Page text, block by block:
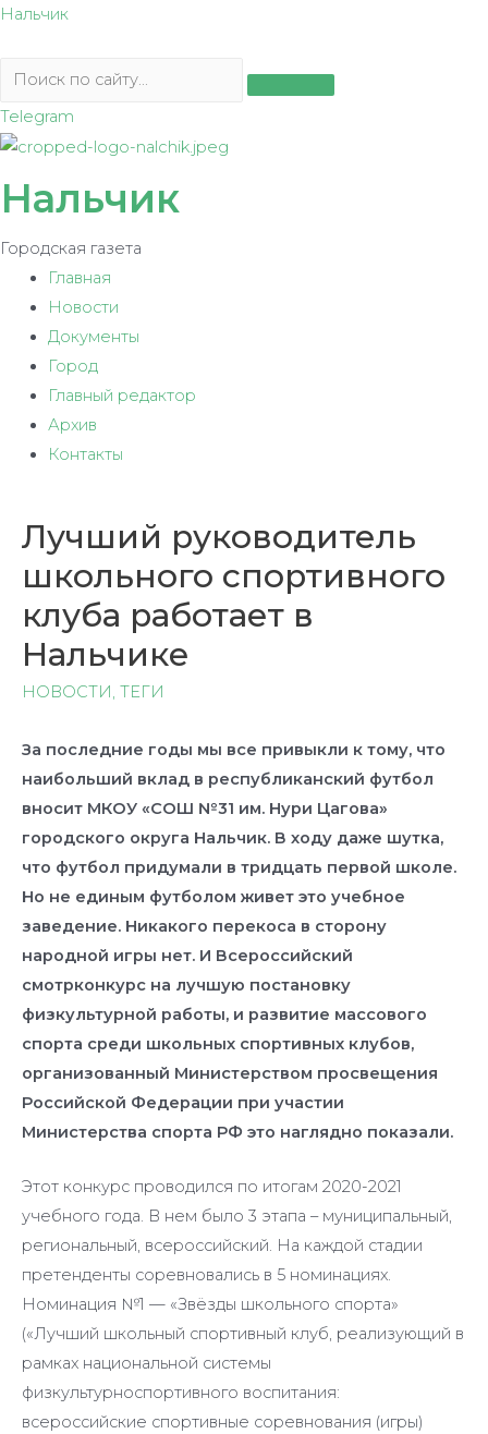
Перейти
содержимому
Нальчик
Telegram
Нальчик
Городская газета
Главная
Новости
Документы
Город
Главный редактор
Архив
Контакты
Лучший руководитель
школьного спортивного
клуба работает в
Нальчике
НОВОСТИ, ТЕГИ
За последние годы мы все привыкли к тому, что
наибольший вклад в республиканский футбол
вносит МКОУ «СОШ №31 им. Нури Цагова»
городского округа Нальчик. В ходу даже шутка,
что футбол придумали в тридцать первой школе.
Но не единым футболом живет это учебное
заведение. Никакого перекоса в сторону
народной игры нет. И Всероссийский
смотрконкурс на лучшую постановку
физкультурной работы, и развитие массового
спорта среди школьных спортивных клубов,
организованный Министерством просвещения
Российской Федерации при участии
Министерства спорта РФ это наглядно показали.
Этот конкурс проводился по итогам 2020-2021
учебного года. В нем было 3 этапа – муниципальный,
региональный, всероссийский. На каждой стадии
претенденты соревновались в 5 номинациях.
Номинация №1 — «Звёзды школьного спорта»
(«Лучший школьный спортивный клуб, реализующий в
рамках национальной системы
физкультурноспортивного воспитания:
всероссийские спортивные соревнования (игры)